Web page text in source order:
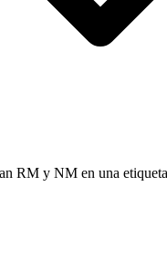
RM y NM en una